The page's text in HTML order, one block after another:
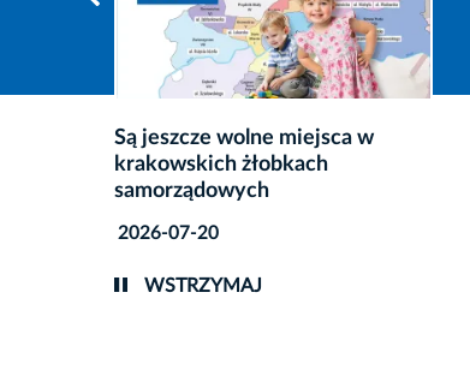
TAURON Arena Kraków otwiera
Bawialnię Sztuki – 52 Tubes
Gallery
2026-08-05
WSTRZYMAJ